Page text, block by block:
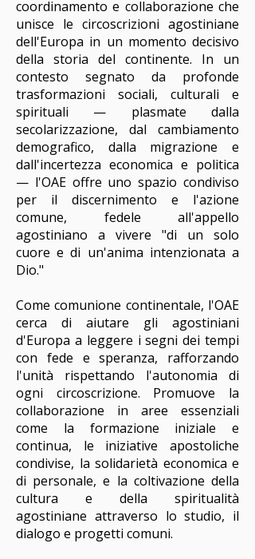
coordinamento e collaborazione che
unisce le circoscrizioni agostiniane
dell'Europa in un momento decisivo
della storia del continente. In un
contesto segnato da profonde
trasformazioni sociali, culturali e
spirituali — plasmate dalla
secolarizzazione, dal cambiamento
demografico, dalla migrazione e
dall'incertezza economica e politica
— l'OAE offre uno spazio condiviso
per il discernimento e l'azione
comune, fedele all'appello
agostiniano a vivere "di un solo
cuore e di un'anima intenzionata a
Dio."
Come comunione continentale, l'OAE
cerca di aiutare gli agostiniani
d'Europa a leggere i segni dei tempi
con fede e speranza, rafforzando
l'unità rispettando l'autonomia di
ogni circoscrizione. Promuove la
collaborazione in aree essenziali
come la formazione iniziale e
continua, le iniziative apostoliche
condivise, la solidarietà economica e
di personale, e la coltivazione della
cultura e della spiritualità
agostiniane attraverso lo studio, il
dialogo e progetti comuni.